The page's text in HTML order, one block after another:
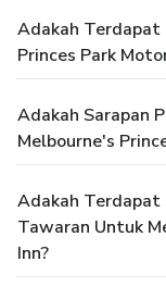
Adakah Terdapat
Princes Park
Adakah Sarapan
Melbourne's
Adakah Terdapat
Tawaran Untuk
Inn?